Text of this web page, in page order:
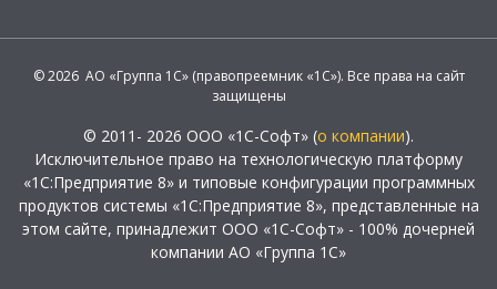
© 2026 АО «Группа 1С» (правопреемник «1С»). Все права на сайт
защищены
© 2011- 2026 ООО «1С-Софт» (о компании).
Исключительное право на технологическую платформу
«1С:Предприятие 8» и типовые конфигурации программных
продуктов системы «1С:Предприятие 8», представленные на
этом сайте, принадлежит ООО «1С-Софт» - 100% дочерней
компании АО «Группа 1С»